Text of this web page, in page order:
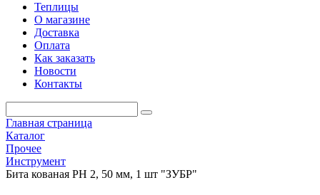
Теплицы
О магазине
Доставка
Оплата
Как заказать
Новости
Контакты
Главная страница
Каталог
Прочее
Инструмент
Бита кованая РН 2, 50 мм, 1 шт "ЗУБР"